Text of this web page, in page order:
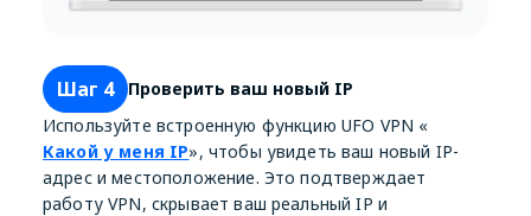
Шаг 4
Проверить ваш новый IP
Используйте встроенную функцию UFO VPN «
Какой у меня IP», чтобы увидеть ваш новый IP-
адрес и местоположение. Это подтверждает
работу VPN, скрывает ваш реальный IP и